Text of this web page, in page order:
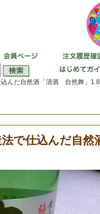
込んだ自然酒「清酒 自然舞」
法で仕込んだ自